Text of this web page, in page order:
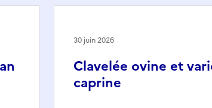
Clavelée ovine et
caprine
30 juin 2026